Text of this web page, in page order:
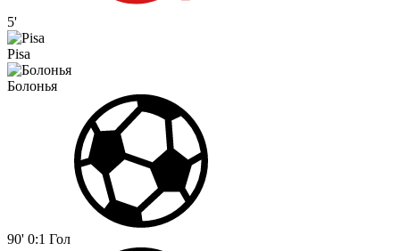
5'
Pisa
Болонья
90' 0:1 Гол